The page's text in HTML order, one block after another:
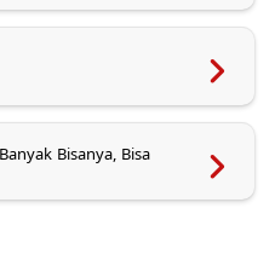
Bisanya, Bisa